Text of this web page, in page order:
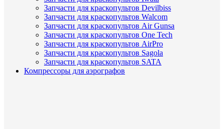
Запчасти для краскопультов Devilbiss
Запчасти для краскопультов Walcom
Запчасти для краскопультов Air Gunsa
Запчасти для краскопультов One Tech
Запчасти для краскопультов AirPro
Запчасти для краскопультов Sagola
Запчасти для краскопультов SATA
Компрессоры для аэрографов